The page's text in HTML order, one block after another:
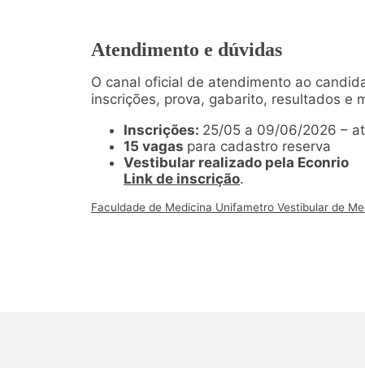
Atendimento e dúvidas
O canal oficial de atendimento ao
inscrições, prova, gabarito, resultados e
Inscrições: 25/05 a 09/06/2026 –
15 vagas para cadastro reserva
Vestibular realizado pela Econrio
Link de inscrição.
Faculdade de Medicina Unifametro Vestibular de